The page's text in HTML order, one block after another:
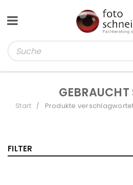
Start / Produkte
FILTER